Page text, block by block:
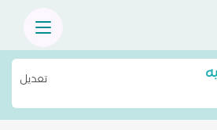
تعديل